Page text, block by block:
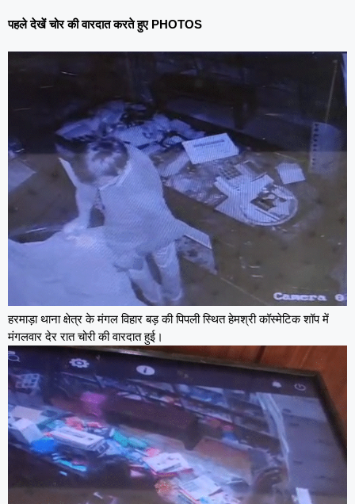
पहले देखें चोर की वारदात करते हुए PHOTOS
हरमाड़ा थाना क्षेत्र के मंगल विहार बड़ की पिपली स्थित हेमश्री कॉस्मेटिक शॉप में
मंगलवार देर रात चोरी की वारदात हुई।